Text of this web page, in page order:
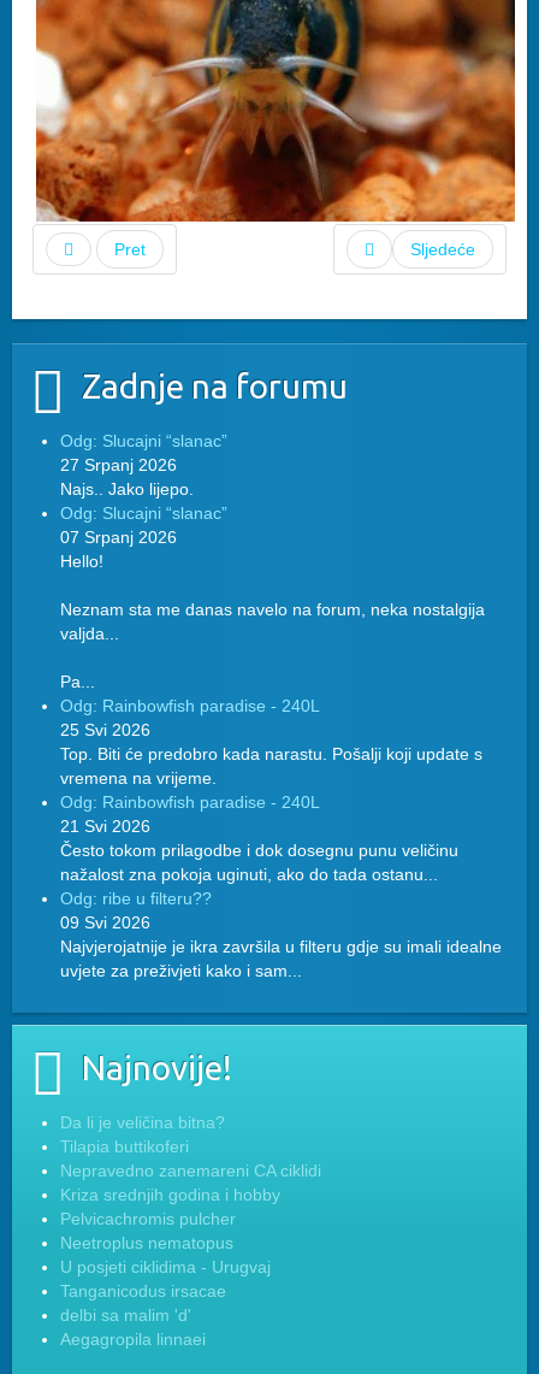
Pret Sljedeće
Zadnje na forumu
Odg: Slucajni “slanac”
27 Srpanj 2026
Najs.. Jako lijepo.
Odg: Slucajni “slanac”
07 Srpanj 2026
Hello!
Neznam sta me danas navelo na forum, neka nostalgija
valjda...
Pa...
Odg: Rainbowfish paradise - 240L
25 Svi 2026
Top. Biti će predobro kada narastu. Pošalji koji update s
vremena na vrijeme.
Odg: Rainbowfish paradise - 240L
21 Svi 2026
Često tokom prilagodbe i dok dosegnu punu veličinu
nažalost zna pokoja uginuti, ako do tada ostanu...
Odg: ribe u filteru??
09 Svi 2026
Najvjerojatnije je ikra završila u filteru gdje su imali idealne
uvjete za preživjeti kako i sam...
Najnovije!
Da li je veličina bitna?
Tilapia buttikoferi
Nepravedno zanemareni CA ciklidi
Kriza srednjih godina i hobby
Pelvicachromis pulcher
Neetroplus nematopus
U posjeti ciklidima - Urugvaj
Tanganicodus irsacae
delbi sa malim 'd'
Aegagropila linnaei